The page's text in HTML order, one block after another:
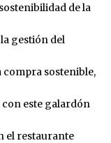
de la
gestión del
compra sostenible,
este galardón
el restaurante